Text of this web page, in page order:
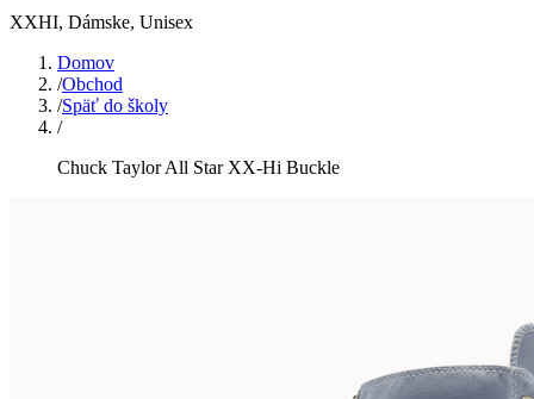
XXHI, Dámske, Unisex
Domov
/Obchod
/Späť do školy
/
Chuck Taylor All Star XX-Hi Buckle